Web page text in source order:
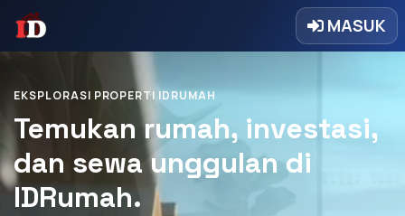
MASUK
EKSPLORASI PROPERTI IDRUMAH
Temukan rumah, investasi,
dan sewa unggulan di
IDRumah.